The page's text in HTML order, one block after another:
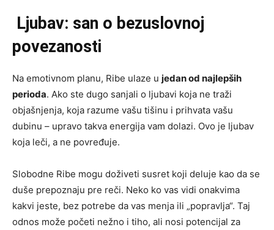
Ljubav: san o bezuslovnoj
povezanosti
Na emotivnom planu, Ribe ulaze u jedan od najlepših
perioda. Ako ste dugo sanjali o ljubavi koja ne traži
objašnjenja, koja razume vašu tišinu i prihvata vašu
dubinu – upravo takva energija vam dolazi. Ovo je ljubav
koja leči, a ne povređuje.
Slobodne Ribe mogu doživeti susret koji deluje kao da se
duše prepoznaju pre reči. Neko ko vas vidi onakvima
kakvi jeste, bez potrebe da vas menja ili „popravlja“. Taj
odnos može početi nežno i tiho, ali nosi potencijal za